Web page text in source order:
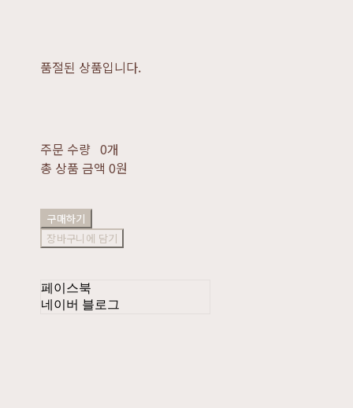
품절된 상품입니다.
주문 수량 0개
총 상품 금액 0원
구매하기
장바구니에 담기
페이스북
네이버 블로그